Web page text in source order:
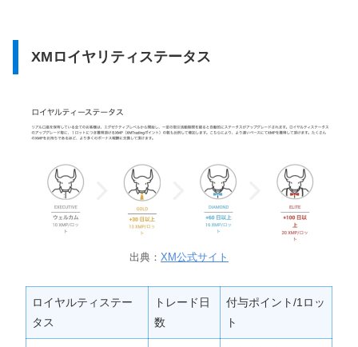
XMロイヤリティステータス
出典： XM公式サイト
ロイヤルティステー
タス
トレード日
数
付与ポイント/1ロッ
ト